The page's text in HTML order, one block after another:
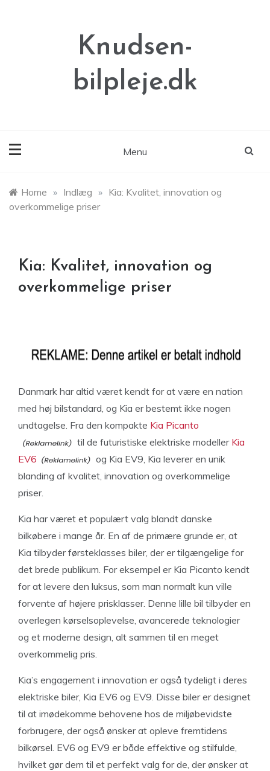
Knudsen-
bilpleje.dk
Menu
Home » Indlæg » Kia: Kvalitet, innovation og
overkommelige priser
Kia: Kvalitet, innovation og
overkommelige priser
Danmark har altid været kendt for at være en nation
med høj bilstandard, og Kia er bestemt ikke nogen
undtagelse. Fra den kompakte Kia Picanto
til de futuristiske elektriske modeller Kia
EV6
og Kia EV9, Kia leverer en unik
blanding af kvalitet, innovation og overkommelige
priser.
Kia har været et populært valg blandt danske
bilkøbere i mange år. En af de primære grunde er, at
Kia tilbyder førsteklasses biler, der er tilgængelige for
det brede publikum. For eksempel er Kia Picanto kendt
for at levere den luksus, som man normalt kun ville
forvente af højere prisklasser. Denne lille bil tilbyder en
overlegen kørselsoplevelse, avancerede teknologier
og et moderne design, alt sammen til en meget
overkommelig pris.
Kia’s engagement i innovation er også tydeligt i deres
elektriske biler, Kia EV6 og EV9. Disse biler er designet
til at imødekomme behovene hos de miljøbevidste
forbrugere, der også ønsker at opleve fremtidens
bilkørsel. EV6 og EV9 er både effektive og stilfulde,
hvilket gør dem til et perfekt valg for de, der ønsker at